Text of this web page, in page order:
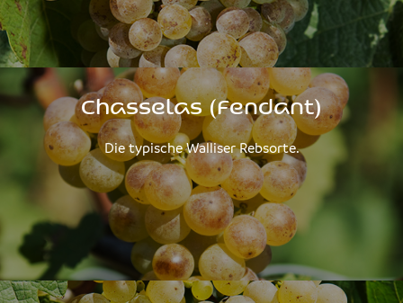
Chasselas (Fendant)
Die typische Walliser Rebsorte.